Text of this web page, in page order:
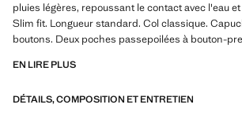
pluies légères, repoussant le contact avec l'eau
Slim fit. Longueur standard. Col classique.
boutons. Deux poches passepoilées à bouton-
EN LIRE PLUS
DÉTAILS, COMPOSITION ET ENTRETIEN